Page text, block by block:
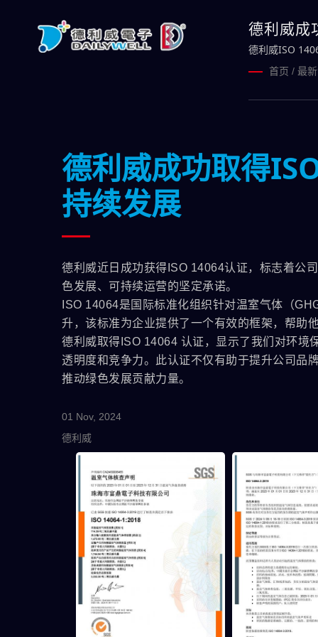
德利威成
德利威ISO
首页 / 最
德利威成功取得
持续发展
德利威近日成功获得ISO 14064认证，标志着公
色发展、可持续运营的坚定承诺。
ISO 14064是国际标准化组织针对温室气体（
升，该标准为企业提供了一个有效的框架，帮助
德利威取得ISO 14064 认证，显示了我们对环境
透明度和竞争力。此认证不仅有助于提升公司品
推动绿色发展贡献力量。
01 Nov, 2024
德利威